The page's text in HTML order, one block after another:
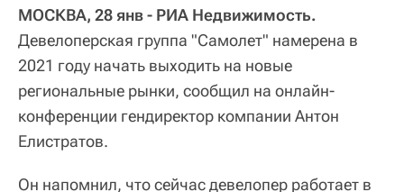
МОСКВА, 28 янв - РИА Недвижимость.
Девелоперская группа "Самолет" намерена в
2021 году начать выходить на новые
региональные рынки, сообщил на онлайн-
конференции гендиректор компании Антон
Елистратов.
Он напомнил, что сейчас девелопер работает в